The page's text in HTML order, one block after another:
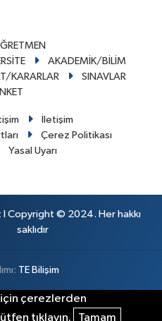
AKADEMİK/BİLİM
KARARLAR
SINAVLAR
İletişim
Çerez Politikası
Yasal Uyarı
Copyright © 2024. Her hakkı
saklıdır
TE Bilişim
için çerezlerden
tıklayın.
Tamam